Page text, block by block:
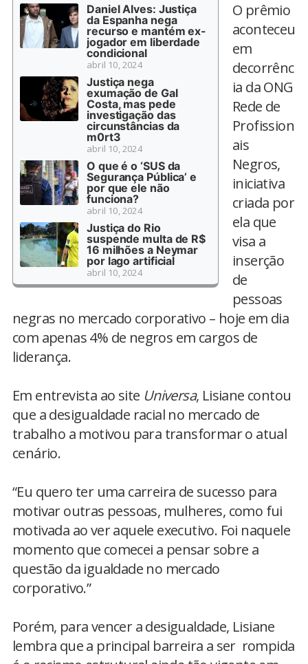
Daniel Alves: Justiça
da Espanha nega
recurso e mantém ex-
jogador em liberdade
condicional
abril 10, 2024
Justiça nega
exumação de Gal
Costa, mas pede
investigação das
circunstâncias da
m0rt3
abril 10, 2024
O que é o ‘SUS da
Segurança Pública’ e
por que ele não
funciona?
abril 10, 2024
Justiça do Rio
suspende multa de R$
16 milhões a Neymar
por lago artificial
abril 10, 2024
O prêmio
aconteceu
em
decorrênc
ia da ONG
Rede de
Profission
ais
Negros,
iniciativa
criada por
ela que
visa a
inserção
de
pessoas
negras no mercado corporativo – hoje em dia
com apenas 4% de negros em cargos de
liderança.
Em entrevista ao site Universa, Lisiane contou
que a desigualdade racial no mercado de
trabalho a motivou para transformar o atual
cenário.
“Eu quero ter uma carreira de sucesso para
motivar outras pessoas, mulheres, como fui
motivada ao ver aquele executivo. Foi naquele
momento que comecei a pensar sobre a
questão da igualdade no mercado
corporativo.”
Porém, para vencer a desigualdade, Lisiane
lembra que a principal barreira a ser rompida